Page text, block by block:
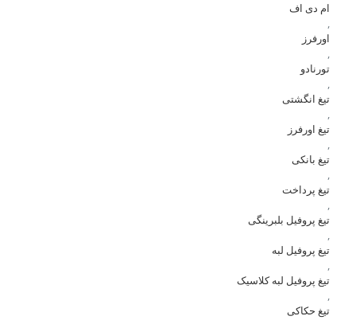
ام دی اف
,
اورفرز
,
تورنادو
,
تیغ انگشتی
,
تیغ اورفرز
,
تیغ بانکی
,
تیغ پرداخت
,
تیغ پروفیل بلبرینگی
,
تیغ پروفیل لبه
,
تیغ پروفیل لبه کلاسیک
,
تیغ حکاکی